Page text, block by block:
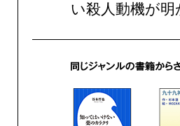
い殺人動機が明